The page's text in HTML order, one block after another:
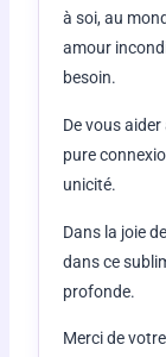
à soi, au
amour
besoin.
De vous
pure
unicité.
Dans la joie
dans ce
profonde.
Merci de